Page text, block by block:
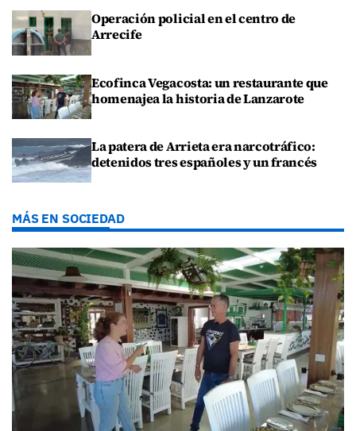
Operación policial en el centro de
Arrecife
Ecofinca Vegacosta: un restaurante que
homenajea la historia de Lanzarote
La patera de Arrieta era narcotráfico:
detenidos tres españoles y un francés
MÁS EN SOCIEDAD